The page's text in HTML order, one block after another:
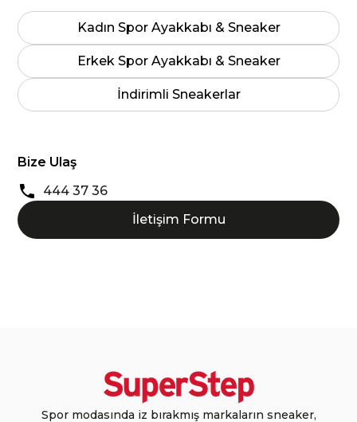
Kadın Spor Ayakkabı & Sneaker
Erkek Spor Ayakkabı & Sneaker
İndirimli Sneakerlar
Bize Ulaş
444 37 36
İletişim Formu
Spor modasında iz bırakmış markaların sneaker,